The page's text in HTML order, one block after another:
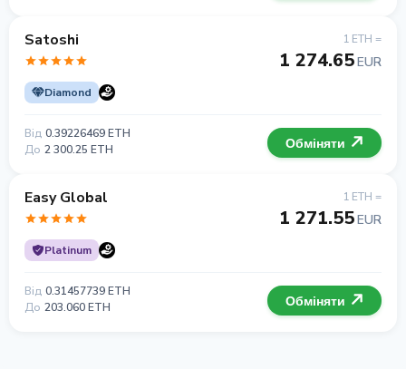
Satoshi
Diamond
1 ETH =
1 274.65EUR
Від 0.39226469 ETH
До 2 300.25 ETH Обміняти
Easy Global
Platinum
1 ETH =
1 271.55EUR
Від 0.31457739 ETH
До 203.060 ETH Обміняти